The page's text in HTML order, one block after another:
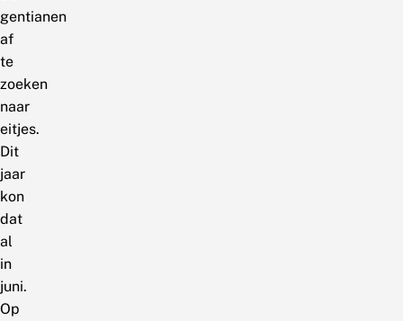
gentianen
af
te
zoeken
naar
eitjes.
Dit
jaar
kon
dat
al
in
juni.
Op